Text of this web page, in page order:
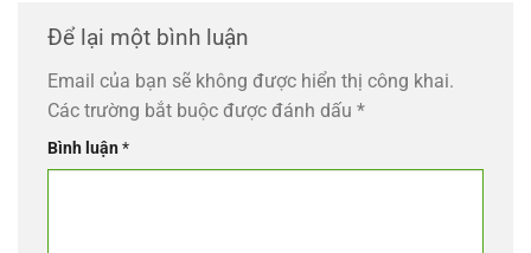
Để lại một bình luận
Email của bạn sẽ không được hiển thị công khai.
Các trường bắt buộc được đánh dấu *
Bình luận*